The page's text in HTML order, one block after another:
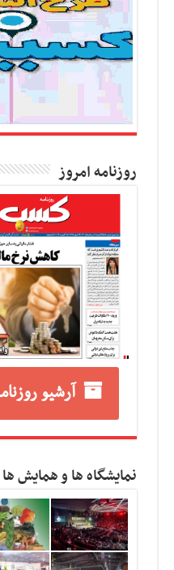
روزنامه امروز
آرشیو
نمایشگاه ها و همایش ها